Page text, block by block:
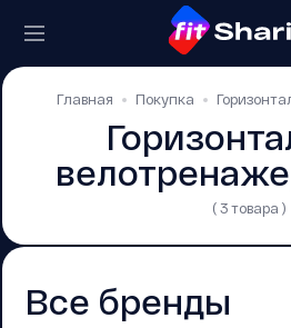
Главная Покупка
( 3 товара )
Все бренды